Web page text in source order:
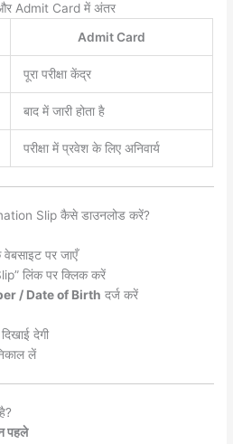
Admit Card में अंतर
Admit Card
पूरा परीक्षा केंद्र
बाद में जारी होता है
परीक्षा में प्रवेश के लिए अनिवार्य
Slip कैसे डाउनलोड करें?
पर जाएँ
लिंक पर क्लिक करें
/ Date of Birth दर्ज करें
देगी
लें
पहले